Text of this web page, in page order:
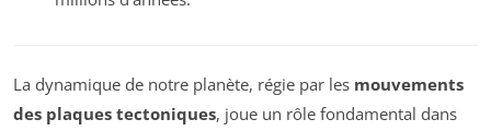
La dynamique de notre planète, régie par les mouvements
des plaques tectoniques, joue un rôle fondamental dans